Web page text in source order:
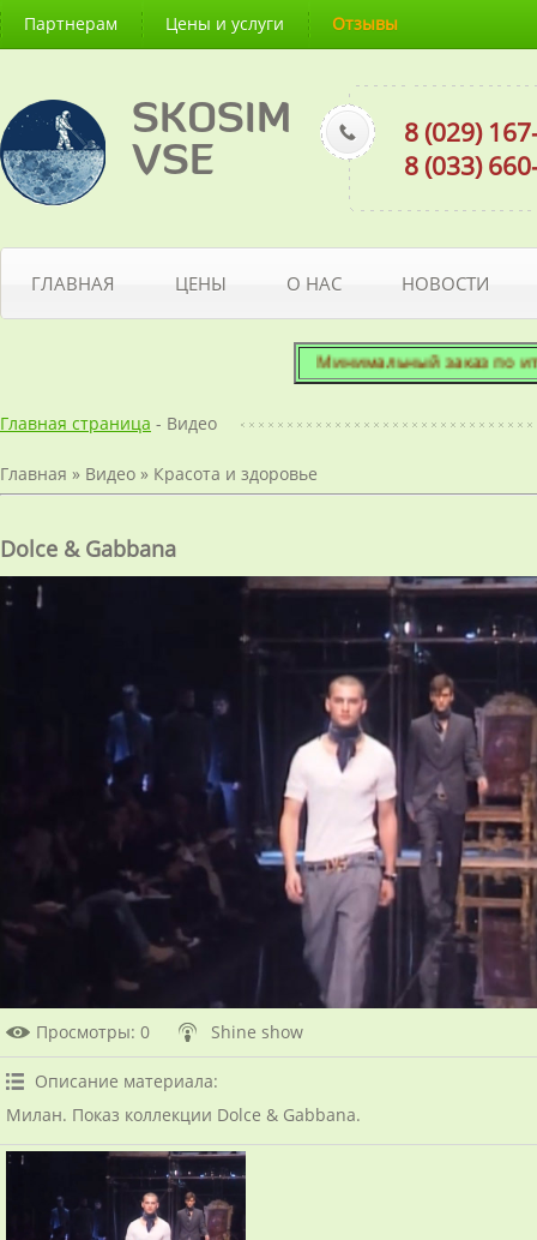
Партнерам Цены и услуги Отзывы
SKOSIM
VSE
8 (029)
8 (033)
ГЛАВНАЯ ЦЕНЫ О НАС НОВОСТИ
Минимальный заказ по
Главная страница - Видео
Главная » Видео » Красота и здоровье
Dolce & Gabbana
Просмотры: 0 Shine show
Описание материала:
Милан. Показ коллекции Dolce & Gabbana.